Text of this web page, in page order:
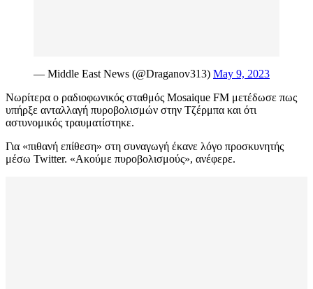
— Middle East News (@Draganov313) May 9, 2023
Νωρίτερα ο ραδιοφωνικός σταθμός Mosaique FM μετέδωσε πως
υπήρξε ανταλλαγή πυροβολισμών στην Τζέρμπα και ότι
αστυνομικός τραυματίστηκε.
Για «πιθανή επίθεση» στη συναγωγή έκανε λόγο προσκυνητής
μέσω Twitter. «Ακούμε πυροβολισμούς», ανέφερε.